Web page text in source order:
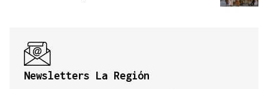
Newsletters La Región